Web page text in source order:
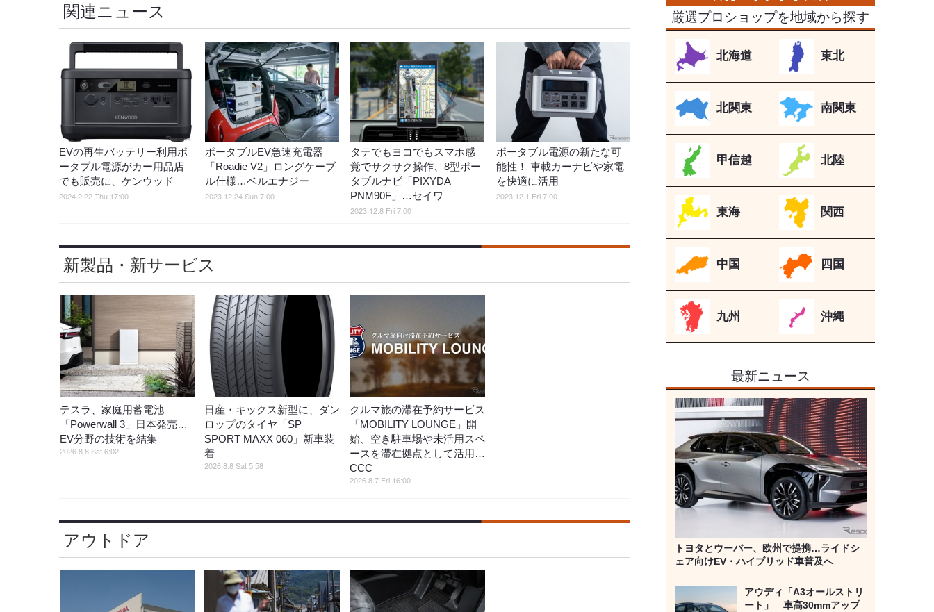
関連ニュース
EVの再生バッテリー利用ポ
ータブル電源がカー用品店
でも販売に、ケンウッド
2024.2.22 Thu 17:00
ポータブルEV急速充電器
「Roadie V2」ロングケーブ
ル仕様…ベルエナジー
2023.12.24 Sun 7:00
タテでもヨコでもスマホ感
覚でサクサク操作、8型ポー
タブルナビ「PIXYDA
PNM90F」…セイワ
2023.12.8 Fri 7:00
ポータブル電源の新たな可
能性！ 車載カーナビや家電
を快適に活用
2023.12.1 Fri 7:00
新製品・新サービス
テスラ、家庭用蓄電池
「Powerwall 3」日本発売…
EV分野の技術を結集
2026.8.8 Sat 6:02
日産・キックス新型に、ダン
ロップのタイヤ「SP
SPORT MAXX 060」新車装
着
2026.8.8 Sat 5:58
クルマ旅の滞在予約サービス
「MOBILITY LOUNGE」開
始、空き駐車場や未活用スペ
ースを滞在拠点として活用…
CCC
2026.8.7 Fri 16:00
アウトドア
厳選プロショップを地域から探す
北海道 東北
北関東 南関東
甲信越 北陸
東海 関西
中国 四国
九州 沖縄
最新ニュース
トヨタとウーバー、欧州で提携…ライドシ
ェア向けEV・ハイブリッド車普及へ
アウディ「A3オールストリ
ート」 車高30mmアップ